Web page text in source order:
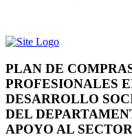
PLAN DE
PROFESIONALES
DESARROLLO
DEL
APOYO AL